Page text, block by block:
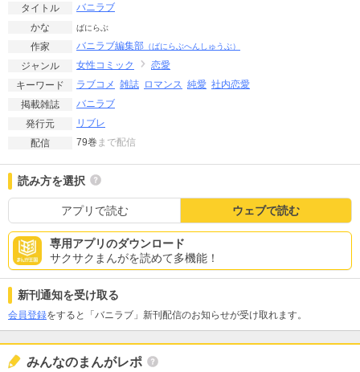
タイトル
バニラブ
かな
ばにらぶ
作家 バニラブ編集部 （ばにらぶへんしゅうぶ）
ジャンル 女性コミック
恋愛
キーワード
ラブコメ 雑誌 ロマンス 純愛 社内恋愛
掲載雑誌
バニラブ
発行元
リブレ
配信
79巻 まで配信
読み方を選択
アプリで読む ウェブで読む
専用アプリのダウンロード
サクサクまんがを読めて多機能！
新刊通知を受け取る
会員登録をすると「バニラブ」新刊配信のお知らせが受け取れます。
みんなのまんがレポ